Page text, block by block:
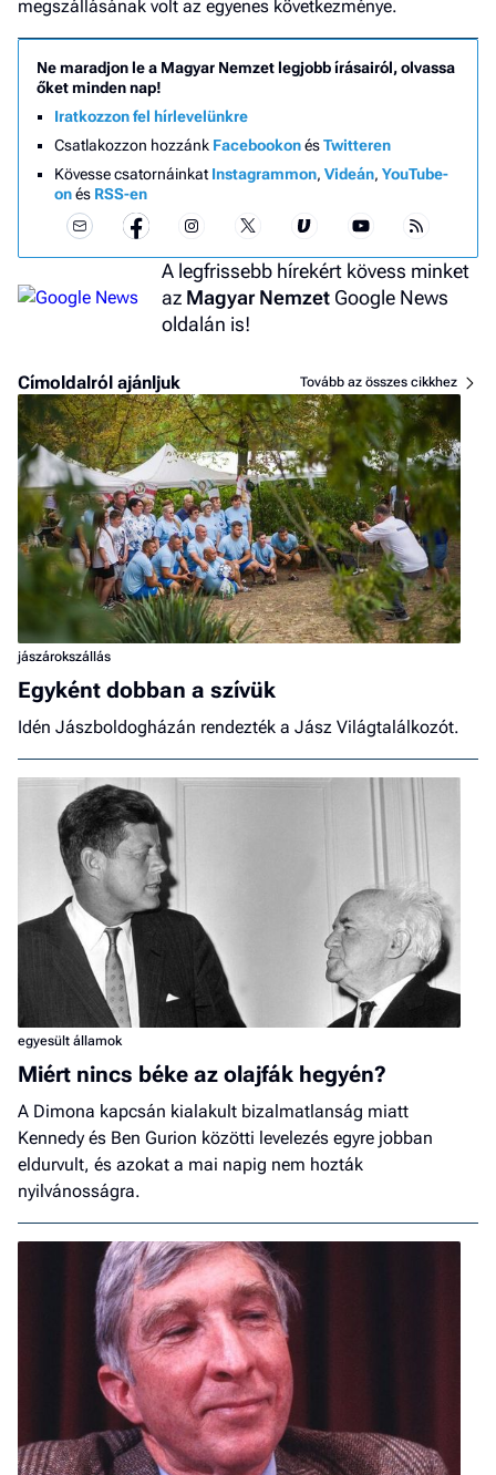
megszállásának volt az egyenes következménye.
Ne maradjon le a Magyar Nemzet legjobb írásairól, olvassa
őket minden nap!
Iratkozzon fel hírlevelünkre
Csatlakozzon hozzánk FacebookonésTwitteren
Kövesse csatornáinkat Instagrammon, Videán, YouTube-
onés RSS-en
A legfrissebb hírekért kövess minket
az Magyar Nemzet Google News
oldalán is!
Címoldalról ajánljuk Tovább az összes cikkhez
jászárokszállás
Egyként dobban a szívük
Idén Jászboldogházán rendezték a Jász Világtalálkozót.
egyesült államok
Miért nincs béke az olajfák hegyén?
A Dimona kapcsán kialakult bizalmatlanság miatt
Kennedy és Ben Gurion közötti levelezés egyre jobban
eldurvult, és azokat a mai napig nem hozták
nyilvánosságra.